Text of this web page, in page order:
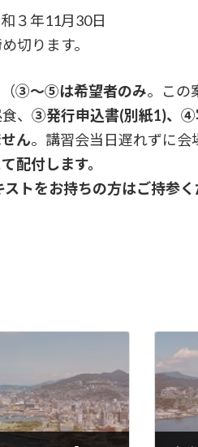
年11月30日
ります。
③～⑤は希望者のみ。この
、 ③発行申込書(別紙1)、
ん。講習会当日遅れずに会
配付します。
トをお持ちの方はご持参く